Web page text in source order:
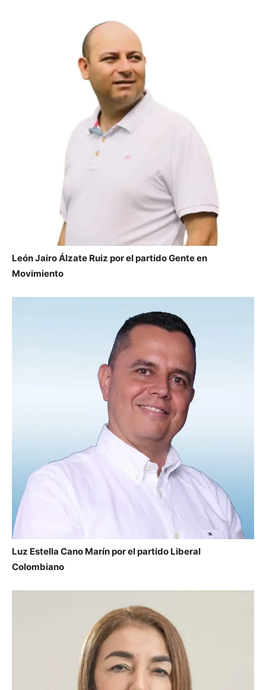
León Jairo Álzate Ruiz por el partido Gente en
Movimiento
Luz Estella Cano Marín por el partido Liberal
Colombiano